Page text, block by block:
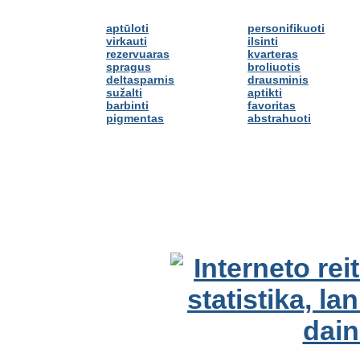
aptūloti
virkauti
rezervuaras
spragus
deltasparnis
sužalti
barbinti
pigmentas
personifikuoti
ilsinti
kvarteras
broliuotis
drausminis
aptikti
favoritas
abstrahuoti